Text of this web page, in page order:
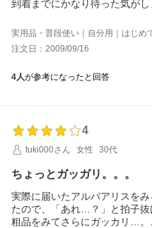
到着までにかなり待った気が
商品はリボンでキレイにラッ
は高まり、実際に商品を手に
です！！これで２８，３５０
す♪縫い方が丁寧だし、カード
間にファスナー付きの小銭入
めることが出来て大変便利。
ときにちょっと面倒でした）
結構な重さがあってきちんと
です＾＾
エナメル部分に傷がついてし
すが、自慢げにバッグから取
（笑）これなら、もう一個追
出方が一つ一つ違うのも自分
す☆）
実用品・普段使い｜自分用｜はじめ
注文日：2009/09/16
4人が参考になったと回答
4
tuki000さん
女性 30代
ちょっとガッガリ。。。
実際に届いたアルバアリスを
たので、「あれ…？」と拍子抜
粗品をみてさらにガッカリ…。